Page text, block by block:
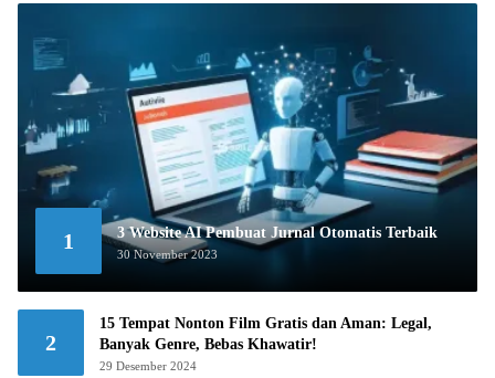
1 3 Website AI Pembuat Jurnal Otomatis Terbaik
30 November 2023
2
15 Tempat Nonton Film Gratis dan Aman: Legal,
Banyak Genre, Bebas Khawatir!
29 Desember 2024